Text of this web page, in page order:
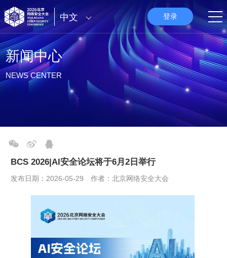
中文 登录
新闻中心
NEWS CENTER
BCS 2026|AI安全论坛将于6月2日举行
发布日期：2026-05-29 作者：北京网络安全大会